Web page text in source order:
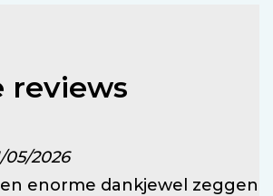
reviews
05/2026
enorme dankjewel zeggen